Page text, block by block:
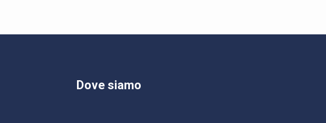
Dove siamo